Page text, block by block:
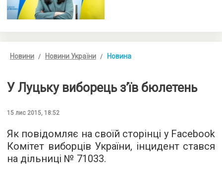
Новини Новини України Новина
У Луцьку виборець з’їв бюлетень
15 лис 2015, 18:52
Як повідомляє на своїй сторінці у Facebook
Комітет виборців України, інцидент стався
на дільниці № 71033.